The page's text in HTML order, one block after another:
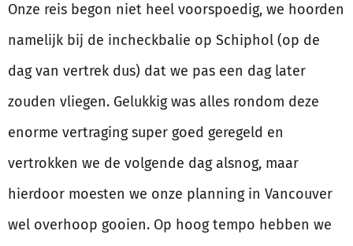
Onze reis begon niet heel voorspoedig, we hoorden
namelijk bij de incheckbalie op Schiphol (op de
dag van vertrek dus) dat we pas een dag later
zouden vliegen. Gelukkig was alles rondom deze
enorme vertraging super goed geregeld en
vertrokken we de volgende dag alsnog, maar
hierdoor moesten we onze planning in Vancouver
wel overhoop gooien. Op hoog tempo hebben we